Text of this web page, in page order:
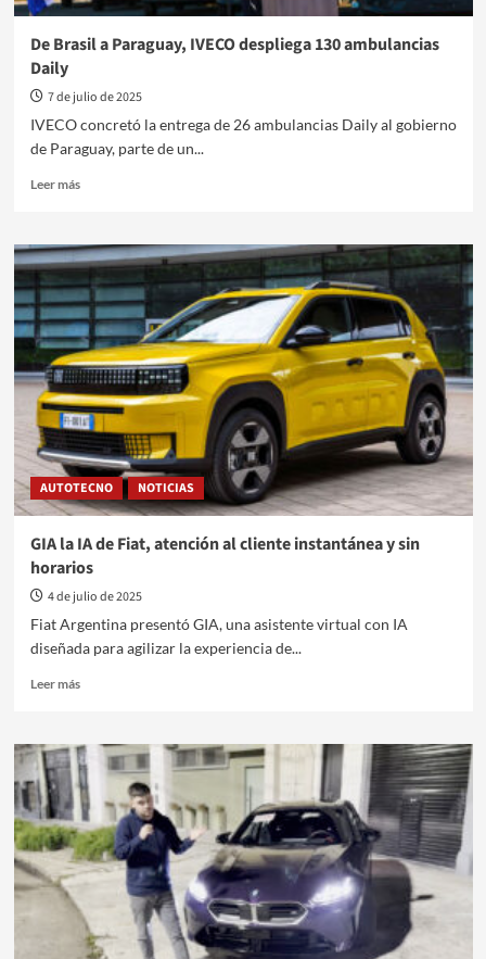
De Brasil a Paraguay, IVECO despliega 130 ambulancias
Daily
7 de julio de 2025
IVECO concretó la entrega de 26 ambulancias Daily al gobierno
de Paraguay, parte de un...
Leer másLeer
De
Brasil
a
Paraguay,
IVECO
despliega
130
ambulancias
Daily
AUTOTECNO NOTICIAS
GIA la IA de Fiat, atención al cliente instantánea y sin
horarios
4 de julio de 2025
Fiat Argentina presentó GIA, una asistente virtual con IA
diseñada para agilizar la experiencia de...
Leer másLeer
GIA
la
IA
de
Fiat,
atención
al
cliente
instantánea
sin